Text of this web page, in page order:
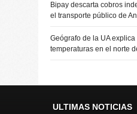
Bipay descarta cobros
el transporte público de
Geógrafo de la UA
temperaturas en el norte
ULTIMAS NOTICIAS